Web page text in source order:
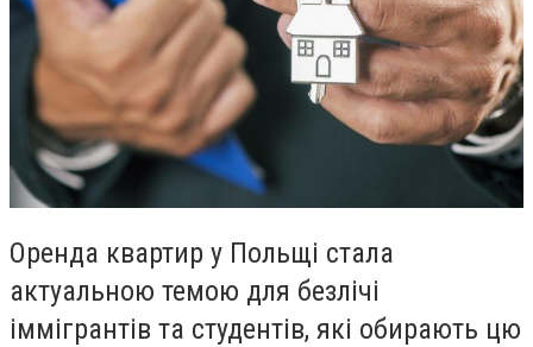
Оренда квартир у Польщі стала
актуальною темою для безлічі
іммігрантів та студентів, які обирають цю